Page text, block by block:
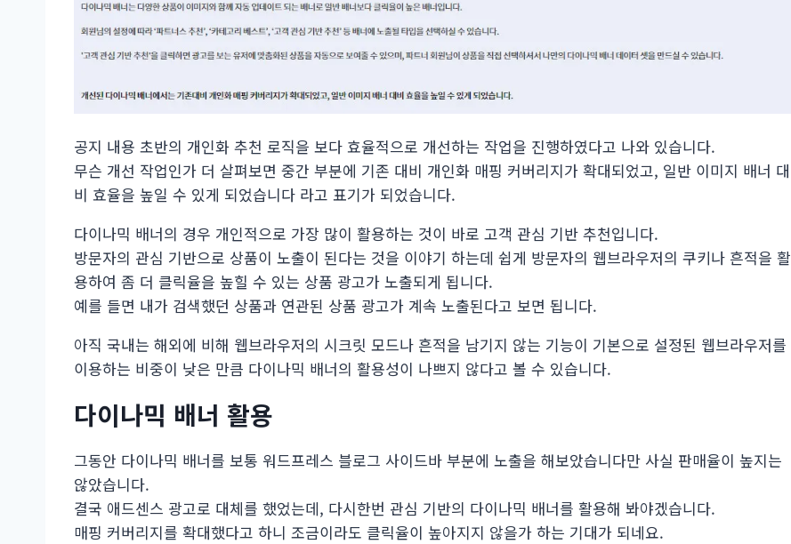
공지 내용 초반의 개인화 추천 로직을 보다 효율적으로 개선하는 작업을 진행하였다고 나와 있습니다.
무슨 개선 작업인가 더 살펴보면 중간 부분에 기존 대비 개인화 매핑 커버리지가 확대되었고, 일반 이미지 배너 대
비 효율을 높일 수 있게 되었습니다 라고 표기가 되었습니다.
다이나믹 배너의 경우 개인적으로 가장 많이 활용하는 것이 바로 고객 관심 기반 추천입니다.
방문자의 관심 기반으로 상품이 노출이 된다는 것을 이야기 하는데 쉽게 방문자의 웹브라우저의 쿠키나 흔적을 활
용하여 좀 더 클릭율을 높힐 수 있는 상품 광고가 노출되게 됩니다.
예를 들면 내가 검색했던 상품과 연관된 상품 광고가 계속 노출된다고 보면 됩니다.
아직 국내는 해외에 비해 웹브라우저의 시크릿 모드나 흔적을 남기지 않는 기능이 기본으로 설정된 웹브라우저를
이용하는 비중이 낮은 만큼 다이나믹 배너의 활용성이 나쁘지 않다고 볼 수 있습니다.
다이나믹 배너 활용
그동안 다이나믹 배너를 보통 워드프레스 블로그 사이드바 부분에 노출을 해보았습니다만 사실 판매율이 높지는
않았습니다.
결국 애드센스 광고로 대체를 했었는데, 다시한번 관심 기반의 다이나믹 배너를 활용해 봐야겠습니다.
매핑 커버리지를 확대했다고 하니 조금이라도 클릭율이 높아지지 않을가 하는 기대가 되네요.